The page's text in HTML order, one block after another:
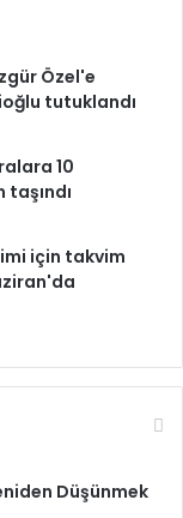
Özel'e
tutuklandı
10
için takvim
Düşünmek